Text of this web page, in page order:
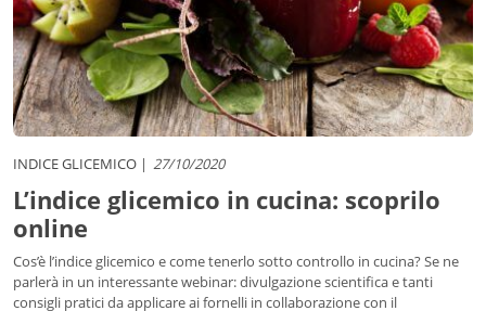
INDICE GLICEMICO 27/10/2020
L’indice glicemico in cucina: scoprilo
online
Cos’è l’indice glicemico e come tenerlo sotto controllo in cucina? Se ne
parlerà in un interessante webinar: divulgazione scientifica e tanti
consigli pratici da applicare ai fornelli in collaborazione con il